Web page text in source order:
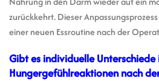
zurückkehrt. Dieser
einer neuen Essroutine nach der
Gibt es individuelle Unterschiede
Hungergefühlreaktionen nach